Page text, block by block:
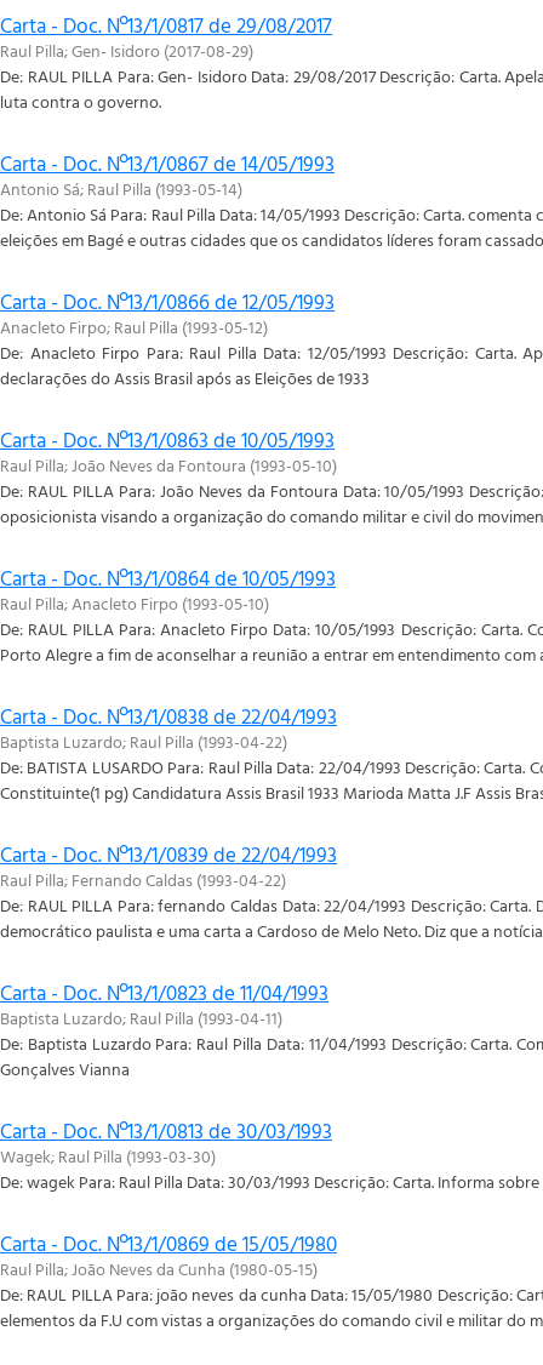
Carta - Doc. Nº13/1/0817 de 29/08/2017
Raul Pilla;Gen- Isidoro(2017-08-29)
De: RAUL PILLA Para: Gen- Isidoro Data: 29/08/2017 Descrição: Carta.
luta contra o governo.
Carta - Doc. Nº13/1/0867 de 14/05/1993
Antonio Sá;Raul Pilla (1993-05-14)
De: Antonio Sá Para: Raul Pilla Data: 14/05/1993 Descrição: Carta.
eleições em Bagé e outras cidades que os candidatos líderes foram
Carta - Doc. Nº13/1/0866 de 12/05/1993
Anacleto Firpo;Raul Pilla (1993-05-12)
De: Anacleto Firpo Para: Raul Pilla Data: 12/05/1993 Descrição: Carta.
declarações do Assis Brasil após as Eleições de 1933
Carta - Doc. Nº13/1/0863 de 10/05/1993
Raul Pilla;João Neves da Fontoura (1993-05-10)
De: RAUL PILLA Para: João Neves da Fontoura Data: 10/05/1993
oposicionista visando a organização do comando militar e civil do
Carta - Doc. Nº13/1/0864 de 10/05/1993
Raul Pilla;Anacleto Firpo(1993-05-10)
De: RAUL PILLA Para: Anacleto Firpo Data: 10/05/1993 Descrição: Carta.
Porto Alegre a fim de aconselhar a reunião a entrar em entendimento com
Carta - Doc. Nº13/1/0838 de 22/04/1993
Baptista Luzardo;Raul Pilla (1993-04-22)
De: BATISTA LUSARDO Para: Raul Pilla Data: 22/04/1993 Descrição:
Constituinte(1 pg) Candidatura Assis Brasil 1933 Marioda Matta J.F Assis
Carta - Doc. Nº13/1/0839 de 22/04/1993
Raul Pilla;Fernando Caldas(1993-04-22)
De: RAUL PILLA Para: fernando Caldas Data: 22/04/1993 Descrição:
democrático paulista e uma carta a Cardoso de Melo Neto. Diz que a
Carta - Doc. Nº13/1/0823 de 11/04/1993
Baptista Luzardo;Raul Pilla (1993-04-11)
De: Baptista Luzardo Para: Raul Pilla Data: 11/04/1993 Descrição: Carta.
Gonçalves Vianna
Carta - Doc. Nº13/1/0813 de 30/03/1993
Wagek;Raul Pilla (1993-03-30)
De: wagek Para: Raul Pilla Data: 30/03/1993 Descrição: Carta. Informa
Carta - Doc. Nº13/1/0869 de 15/05/1980
Raul Pilla;João Neves da Cunha (1980-05-15)
De: RAUL PILLA Para: joão neves da cunha Data: 15/05/1980 Descrição:
elementos da F.U com vistas a organizações do comando civil e militar do